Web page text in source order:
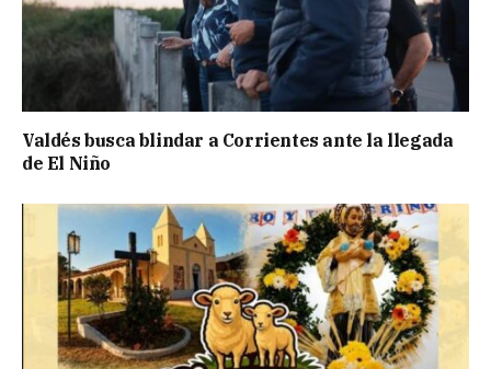
Valdés busca blindar a Corrientes ante la llegada
de El Niño